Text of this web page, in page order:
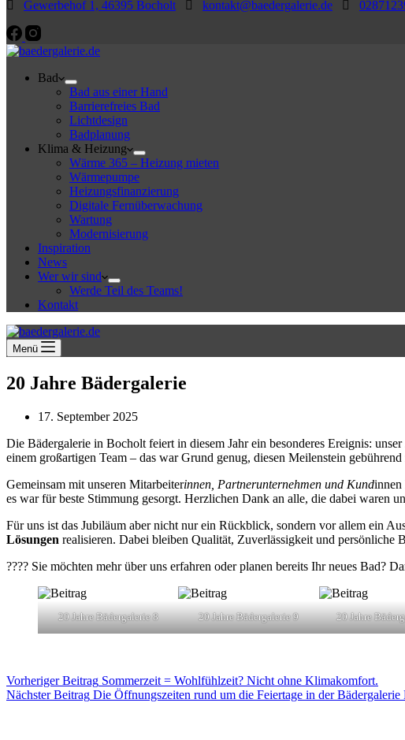
Gewerbehof 1, 46395 Bocholt
kontakt@baedergalerie.de
Bad
Bad aus einer Hand
Barrierefreies Bad
Lichtdesign
Badplanung
Klima & Heizung
Wärme 365 – Heizung mieten
Wärmepumpe
Heizungsfinanzierung
Digitale Fernüberwachung
Wartung
Modernisierung
Inspiration
News
Wer wir sind
Werde Teil des Teams!
Kontakt
Menü
20 Jahre Bädergalerie
17. September 2025
Die Bädergalerie in Bocholt feiert in diesem Jahr ein besonderes Ereignis: unser
einem großartigen Team – das war Grund genug, diesen Meilenstein gebührend
Gemeinsam mit unseren Mitarbeiterinnen, Partnerunternehmen und Kundinnen
es war für beste Stimmung gesorgt. Herzlichen Dank an alle, die dabei waren
Für uns ist das Jubiläum aber nicht nur ein Rückblick, sondern vor allem ein
Lösungen realisieren. Dabei bleiben Qualität, Zuverlässigkeit und persönliche
???? Sie möchten mehr über uns erfahren oder planen bereits Ihr neues Bad?
20 Jahre Bädergalerie 8 20 Jahre Bädergalerie 9 20 Jahre
VorherigerBeitrag Sommerzeit = Wohlfühlzeit? Nicht ohne Klimakomfort.
NächsterBeitrag Die Öffnungszeiten rund um die Feiertage in der Bädergalerie